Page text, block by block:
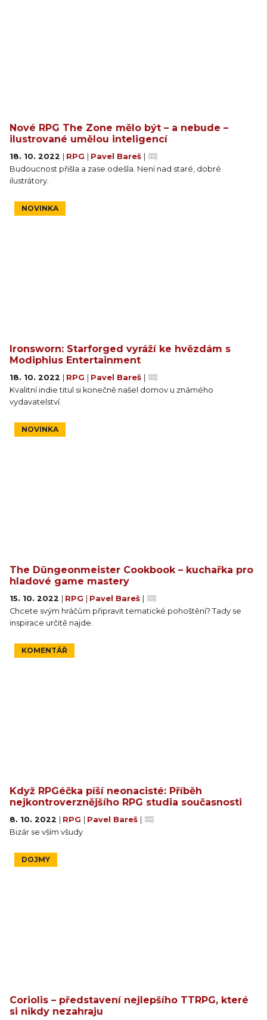
Nové RPG The Zone mělo být – a nebude –
ilustrované umělou inteligencí
18. 10. 2022 | RPG | Pavel Bareš |
Budoucnost přišla a zase odešla. Není nad staré, dobré
ilustrátory.
NOVINKA
Ironsworn: Starforged vyráží ke hvězdám s
Modiphius Entertainment
18. 10. 2022 | RPG | Pavel Bareš |
Kvalitní indie titul si konečně našel domov u známého
vydavatelství.
NOVINKA
The Düngeonmeister Cookbook – kuchařka pro
hladové game mastery
15. 10. 2022 | RPG | Pavel Bareš |
Chcete svým hráčům připravit tematické pohoštění? Tady se
inspirace určitě najde.
KOMENTÁŘ
Když RPGéčka píší neonacisté: Příběh
nejkontroverznějšího RPG studia současnosti
8. 10. 2022 | RPG | Pavel Bareš |
Bizár se vším všudy
DOJMY
Coriolis – představení nejlepšího TTRPG, které
si nikdy nezahraju